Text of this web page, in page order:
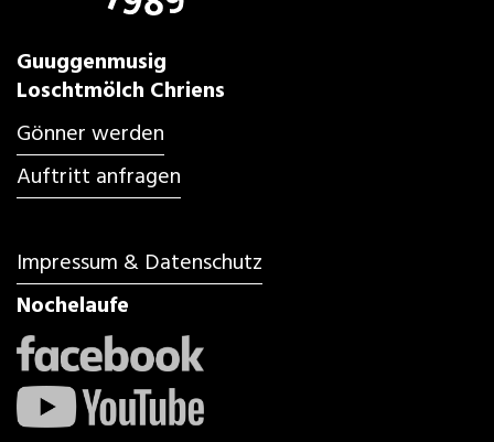
Guuggenmusig
Loschtmölch Chriens
Gönner werden
Auftritt anfragen
Impressum & Datenschutz
Nochelaufe